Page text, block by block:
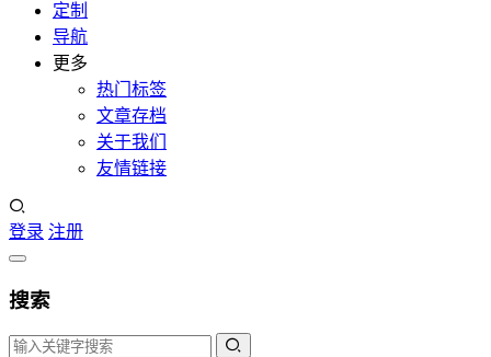
定制
导航
更多
热门标签
文章存档
关于我们
友情链接
登录 注册
搜索